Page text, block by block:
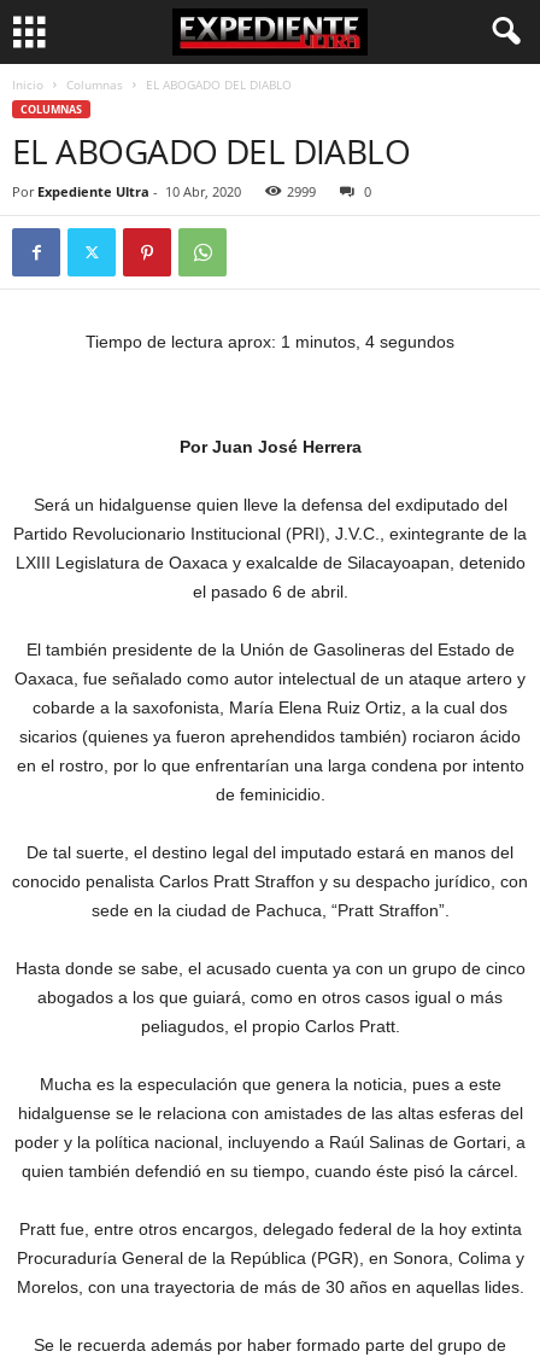
Inicio Columnas EL ABOGADO DEL DIABLO
COLUMNAS
EL ABOGADO DEL DIABLO
Por Expediente Ultra - 10 Abr, 2020 2999 0
Tiempo de lectura aprox: 1 minutos, 4 segundos
Por Juan José Herrera
Será un hidalguense quien lleve la defensa del exdiputado del
Partido Revolucionario Institucional (PRI), J.V.C., exintegrante de la
LXIII Legislatura de Oaxaca y exalcalde de Silacayoapan, detenido
el pasado 6 de abril.
El también presidente de la Unión de Gasolineras del Estado de
Oaxaca, fue señalado como autor intelectual de un ataque artero y
cobarde a la saxofonista, María Elena Ruiz Ortiz, a la cual dos
sicarios (quienes ya fueron aprehendidos también) rociaron ácido
en el rostro, por lo que enfrentarían una larga condena por intento
de feminicidio.
De tal suerte, el destino legal del imputado estará en manos del
conocido penalista Carlos Pratt Straffon y su despacho jurídico, con
sede en la ciudad de Pachuca, “Pratt Straffon”.
Hasta donde se sabe, el acusado cuenta ya con un grupo de cinco
abogados a los que guiará, como en otros casos igual o más
peliagudos, el propio Carlos Pratt.
Mucha es la especulación que genera la noticia, pues a este
hidalguense se le relaciona con amistades de las altas esferas del
poder y la política nacional, incluyendo a Raúl Salinas de Gortari, a
quien también defendió en su tiempo, cuando éste pisó la cárcel.
Pratt fue, entre otros encargos, delegado federal de la hoy extinta
Procuraduría General de la República (PGR), en Sonora, Colima y
Morelos, con una trayectoria de más de 30 años en aquellas lides.
Se le recuerda además por haber formado parte del grupo de